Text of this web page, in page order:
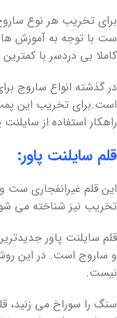
برای تخریب هر نوع
ست با توجه به آموزش ها
کاملا بی دردسر با
در گذشته انواع ساروج
است.برای تخریب این
راهکار استفاده از
قلم سایلنت پاور:
این قلم غیرانفجاری ست
تخریب نیز شناخته می
قلم سایلنت پاور
و ساروج است. در این
نیست.
سنگ را سوراخ می زنید،